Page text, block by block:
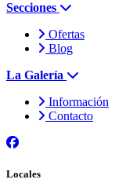
Secciones
Ofertas
Blog
La Galería
Información
Contacto
Locales